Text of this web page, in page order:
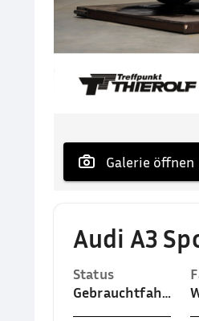
Galerie öffnen
Audi A3
Status
Gebrauchtfahrzeug